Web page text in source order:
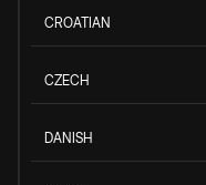
CROATIAN
CZECH
DANISH